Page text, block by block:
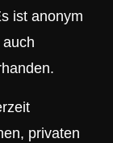
ist anonym
privaten